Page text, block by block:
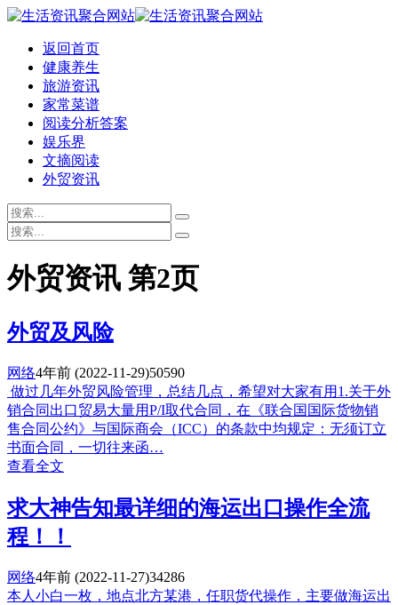
返回首页
健康养生
旅游资讯
家常菜谱
阅读分析答案
娱乐界
文摘阅读
外贸资讯
外贸资讯 第2页
外贸及风险
网络4年前 (2022-11-29)50590
做过几年外贸风险管理，总结几点，希望对大家有用1.关于外
销合同出口贸易大量用P/I取代合同，在《联合国国际货物销
售合同公约》与国际商会（ICC）的条款中均规定：无须订立
书面合同，一切往来函…
查看全文
求大神告知最详细的海运出口操作全流
程！！
网络4年前 (2022-11-27)34286
本人小白一枚，地点北方某港，任职货代操作，主要做海运出